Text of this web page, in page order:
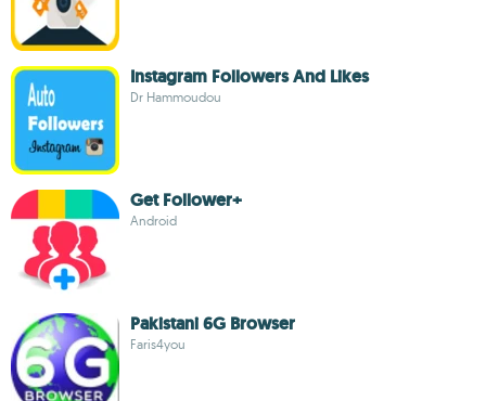
Instagram Followers And Likes
Dr Hammoudou
Get Follower+
Android
Pakistani 6G Browser
Faris4you